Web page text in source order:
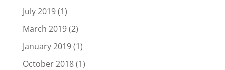
July 2019(1)
March 2019(2)
January 2019(1)
October 2018(1)